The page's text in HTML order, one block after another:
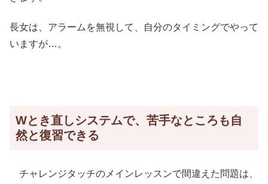
長女は、アラームを無視して、自分のタイミングでやって
いますが…。
Wとき直しシステムで、苦手なところも自
然と復習できる
チャレンジタッチのメインレッスンで間違えた問題は、